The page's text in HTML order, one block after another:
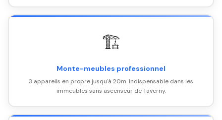
🏗️
Monte-meubles professionnel
3 appareils en propre jusqu'à 20m. Indispensable dans les
immeubles sans ascenseur de Taverny.